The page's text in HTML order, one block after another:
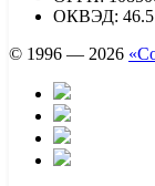
ОКВЭД:
© 1996 — 2026